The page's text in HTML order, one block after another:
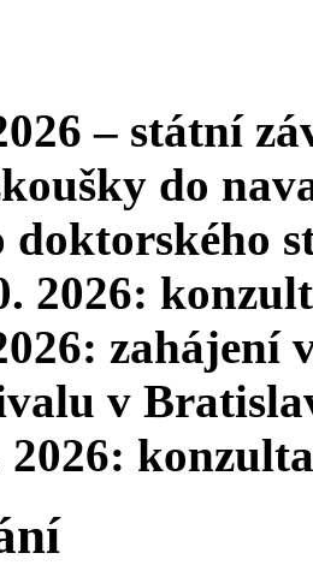
– státní
do
doktorského
2026:
v
2026: